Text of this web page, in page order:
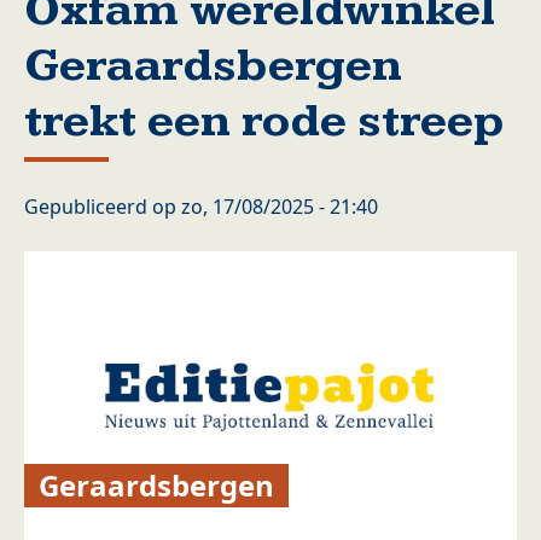
Geraardsbergen
trekt een rode streep
Gepubliceerd op zo, 17/08/2025 - 21:40
Geraardsbergen